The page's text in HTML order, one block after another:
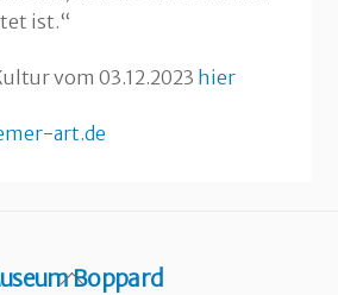
ist.“
vom 03.12.2023 hier
art.de
Back
Boppard